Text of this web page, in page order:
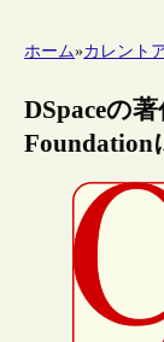
ホーム»カレント
DSpaceの
Foundation